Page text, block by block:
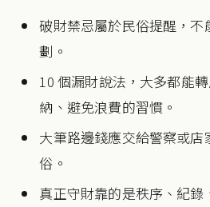
破財禁忌屬於民俗提醒，不
劃。
10 個漏財說法，大多都能
納、避免浪費的習慣。
大筆路邊錢應交給警察或店
俗。
真正守財靠的是秩序、紀錄